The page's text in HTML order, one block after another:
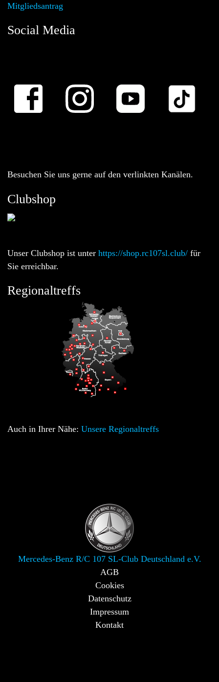
Mitgliedsantrag
Social Media
Besuchen Sie uns gerne auf den verlinkten Kanälen.
Clubshop
Unser Clubshop ist unter https://shop.rc107sl.club/ für
Sie erreichbar.
Regionaltreffs
Auch in Ihrer Nähe: Unsere Regionaltreffs
Mercedes-Benz R/C 107 SL-Club Deutschland e.V.
AGB
Cookies
Datenschutz
Impressum
Kontakt